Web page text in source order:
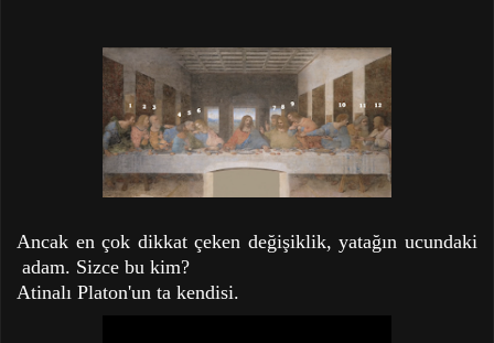
Ancak en çok dikkat çeken değişiklik, yatağın ucundaki
adam. Sizce bu kim?
Atinalı Platon'un ta kendisi.